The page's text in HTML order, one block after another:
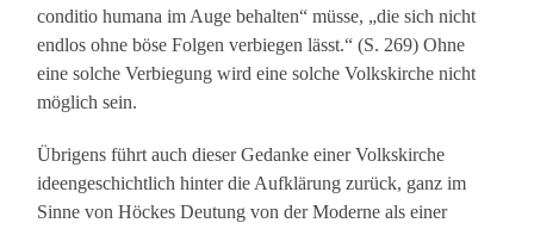
conditio humana im Auge behalten“ müsse, „die sich nicht
endlos ohne böse Folgen verbiegen lässt.“ (S. 269) Ohne
eine solche Verbiegung wird eine solche Volkskirche nicht
möglich sein.
Übrigens führt auch dieser Gedanke einer Volkskirche
ideengeschichtlich hinter die Aufklärung zurück, ganz im
Sinne von Höckes Deutung von der Moderne als einer